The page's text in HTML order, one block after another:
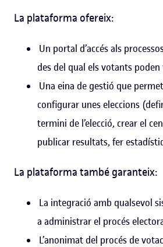
La plataforma ofereix:
Un portal d’accés als
des del qual els votants
Una eina de gestió que
configurar unes eleccions
termini de l’elecció, crear el
publicar resultats, fer
La plataforma també garanteix:
La integració amb qualsevol
a administrar el procés
L’anonimat del procés de